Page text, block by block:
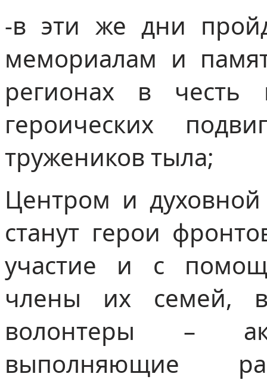
-в эти же дни
мемориалам и
регионах в
героических
тружеников тыла;
Центром и
станут герои
участие и с
члены их семей,
волонтеры –
выполняющие